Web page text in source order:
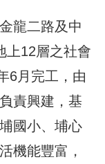
龍二路及中
上12層之社會
6月完工，由
責興建，基
國小、埔心
機能豐富，